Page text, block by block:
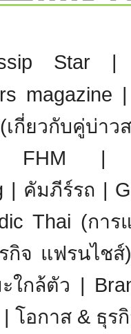
Star
magazine
(เกี่ยวกับคู่บ่า
| FHM
คัมภีร์รถ
Thai (กา
กิจ แฟรนไช
ใกล้ตัว
โอกาส & ธุร